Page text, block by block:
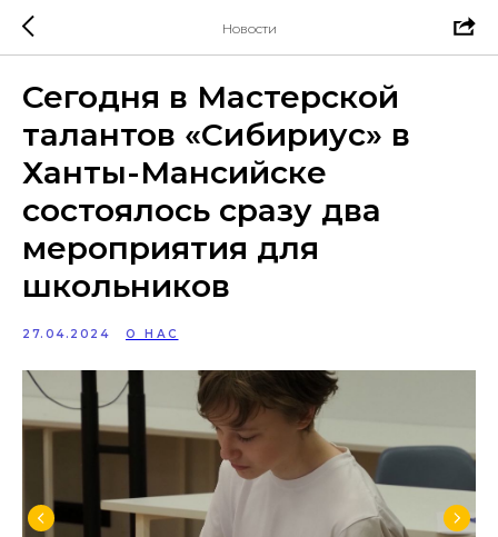
Новости
Сегодня в Мастерской
талантов «Сибириус» в
Ханты-Мансийске
состоялось сразу два
мероприятия для
школьников
27.04.2024 О НАС